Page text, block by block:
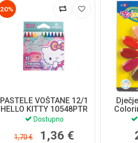
20%
PASTELE VOŠTANE 12/1
HELLO KITTY 10548PTR
Dostupno
1,70 € 1,36 €